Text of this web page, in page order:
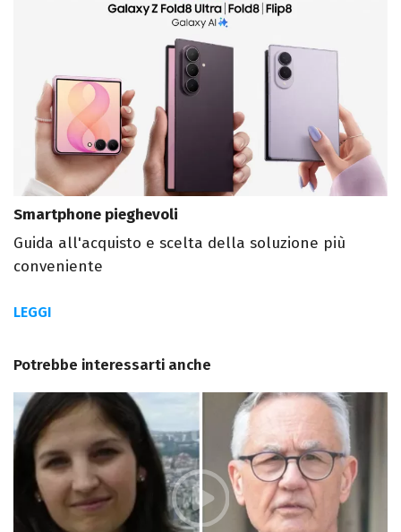
Smartphone pieghevoli
Guida all'acquisto e scelta della soluzione più
conveniente
LEGGI
Potrebbe interessarti anche